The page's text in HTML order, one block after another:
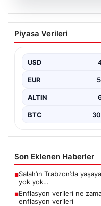
Enflasyon
açıklanacak?
Piyasa Verileri
USD
EUR
ALTIN
BTC
Son Eklenen Haberler
■Salah’ın Trabzon’da
yok yok…
■Enflasyon verileri ne
enflasyon verileri